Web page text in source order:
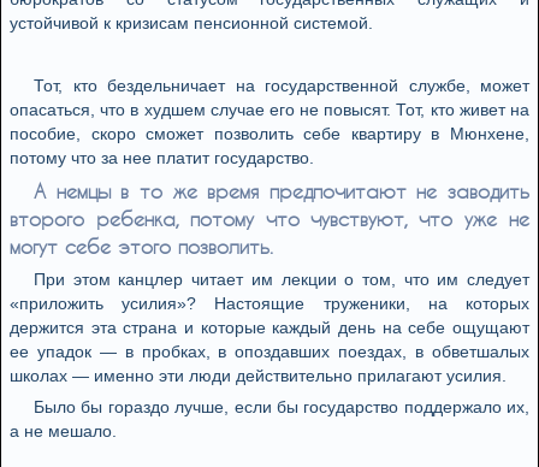
устойчивой к кризисам пенсионной системой.
Тот, кто бездельничает на государственной службе, может
опасаться, что в худшем случае его не повысят. Тот, кто живет на
пособие, скоро сможет позволить себе квартиру в Мюнхене,
потому что за нее платит государство.
А немцы в то же время предпочитают не заводить
второго ребенка, потому что чувствуют, что уже не
могут себе этого позволить.
При этом канцлер читает им лекции о том, что им следует
«приложить усилия»? Настоящие труженики, на которых
держится эта страна и которые каждый день на себе ощущают
ее упадок — в пробках, в опоздавших поездах, в обветшалых
школах — именно эти люди действительно прилагают усилия.
Было бы гораздо лучше, если бы государство поддержало их,
а не мешало.